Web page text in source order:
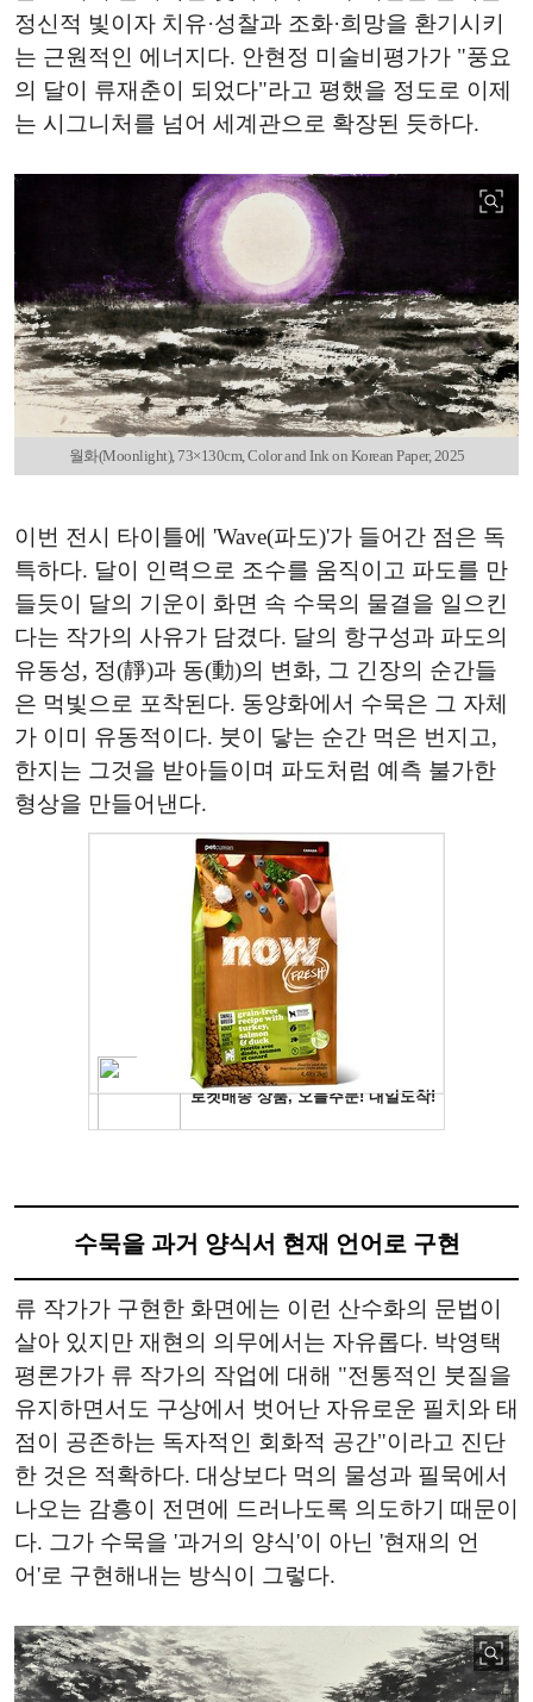
정신적 빛이자 치유·성찰과 조화·희망을 환기시키
는 근원적인 에너지다. 안현정 미술비평가가 "풍요
의 달이 류재춘이 되었다"라고 평했을 정도로 이제
는 시그니처를 넘어 세계관으로 확장된 듯하다.
월화(Moonlight), 73×130cm, Color and Ink on Korean Paper, 2025
이번 전시 타이틀에 'Wave(파도)'가 들어간 점은 독
특하다. 달이 인력으로 조수를 움직이고 파도를 만
들듯이 달의 기운이 화면 속 수묵의 물결을 일으킨
다는 작가의 사유가 담겼다. 달의 항구성과 파도의
유동성, 정(靜)과 동(動)의 변화, 그 긴장의 순간들
은 먹빛으로 포착된다. 동양화에서 수묵은 그 자체
가 이미 유동적이다. 붓이 닿는 순간 먹은 번지고,
한지는 그것을 받아들이며 파도처럼 예측 불가한
형상을 만들어낸다.
수묵을 과거 양식서 현재 언어로 구현
류 작가가 구현한 화면에는 이런 산수화의 문법이
살아 있지만 재현의 의무에서는 자유롭다. 박영택
평론가가 류 작가의 작업에 대해 "전통적인 붓질을
유지하면서도 구상에서 벗어난 자유로운 필치와 태
점이 공존하는 독자적인 회화적 공간"이라고 진단
한 것은 적확하다. 대상보다 먹의 물성과 필묵에서
나오는 감흥이 전면에 드러나도록 의도하기 때문이
다. 그가 수묵을 '과거의 양식'이 아닌 '현재의 언
어'로 구현해내는 방식이 그렇다.